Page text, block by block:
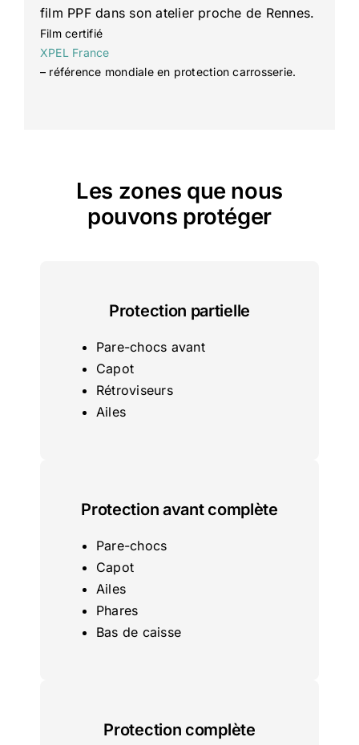
film PPF dans son atelier proche de Rennes.
Film certifié
XPEL France
– référence mondiale en protection carrosserie.
Les zones que nous
pouvons protéger
Protection partielle
Pare-chocs avant
Capot
Rétroviseurs
Ailes
Protection avant complète
Pare-chocs
Capot
Ailes
Phares
Bas de caisse
Protection complète